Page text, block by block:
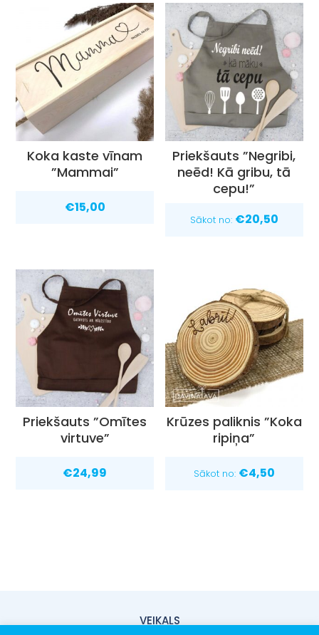
Koka kaste vīnam
”Mammai”
€15,00
Priekšauts ”Negribi,
neēd! Kā gribu, tā
cepu!”
Sākot no: €20,50
Priekšauts ”Omītes
virtuve”
€24,99
Krūzes paliknis ”Koka
ripiņa”
Sākot no: €4,50
VEIKALS